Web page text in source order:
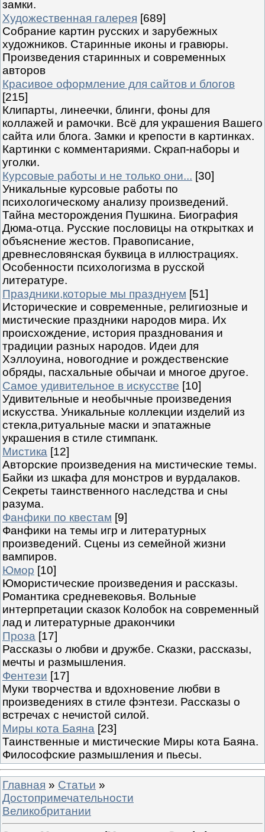
замки.
Художественная галерея [689]
Собрание картин русских и зарубежных
художников. Старинные иконы и гравюры.
Произведения старинных и современных
авторов
Красивое оформление для сайтов и блогов
[215]
Клипарты, линеечки, блинги, фоны для
коллажей и рамочки. Всё для украшения Вашего
сайта или блога. Замки и крепости в картинках.
Картинки с комментариями. Скрап-наборы и
уголки.
Курсовые работы и не только они... [30]
Уникальные курсовые работы по
психологическому анализу произведений.
Тайна месторождения Пушкина. Биография
Дюма-отца. Русские пословицы на открытках и
объяснение жестов. Правописание,
древнесловянская буквица в иллюстрациях.
Особенности психологизма в русской
литературе.
Праздники,которые мы празднуем [51]
Исторические и современные, религиозные и
мистические праздники народов мира. Их
происхождение, история празднования и
традиции разных народов. Идеи для
Хэллоуина, новогодние и рождественские
обряды, пасхальные обычаи и многое другое.
Самое удивительное в искусстве [10]
Удивительные и необычные произведения
искусства. Уникальные коллекции изделий из
стекла,ритуальные маски и эпатажные
украшения в стиле стимпанк.
Мистика [12]
Авторские произведения на мистические темы.
Байки из шкафа для монстров и вурдалаков.
Секреты таинственного наследства и сны
разума.
Фанфики по квестам [9]
Фанфики на темы игр и литературных
произведений. Сцены из семейной жизни
вампиров.
Юмор [10]
Юмористические произведения и рассказы.
Романтика средневековья. Вольные
интерпретации сказок Колобок на современный
лад и литературные дракончики
Проза [17]
Рассказы о любви и дружбе. Сказки, рассказы,
мечты и размышления.
Фентези [17]
Муки творчества и вдохновение любви в
произведениях в стиле фэнтези. Рассказы о
встречах с нечистой силой.
Миры кота Баяна [23]
Таинственные и мистические Миры кота Баяна.
Философские размышления и пьесы.
Главная » Статьи »
Достопримечательности
Великобритании